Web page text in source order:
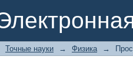
ЯДРА И
Точные науки → Физика →